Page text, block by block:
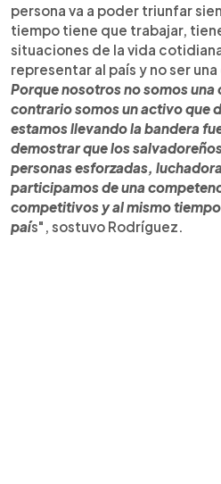
persona va a poder triunfar
tiempo tiene que trabajar,
situaciones de la vida
representar al país y no ser
Porque nosotros no somos una
contrario somos un activo que
estamos llevando la bandera
demostrar que los
personas esforzadas,
participamos de una
competitivos y al mismo
país", sostuvo Rodríguez.